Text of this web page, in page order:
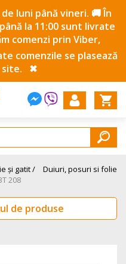
luni până vineri. 🚚 În
la 11:00 sunt livrate
comenzi prin Viber,
comenzile se plasează
site.
✖
și gatit /
Duiuri, posuri si folie
208
de produse